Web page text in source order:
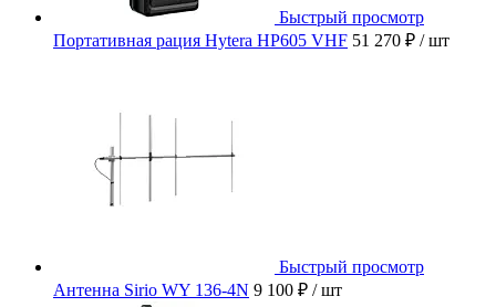
Быстрый просмотр
Портативная рация Hytera HP605 VHF 51 270 ₽ / шт
Быстрый просмотр
Антенна Sirio WY 136-4N 9 100 ₽ / шт